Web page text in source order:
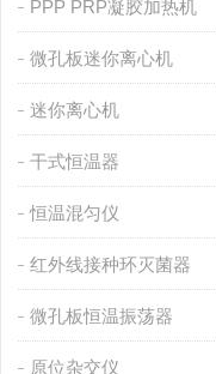
PPP PRP凝胶加热机
微孔板迷你离心机
迷你离心机
干式恒温器
恒温混匀仪
红外线接种环灭菌器
微孔板恒温振荡器
原位杂交仪